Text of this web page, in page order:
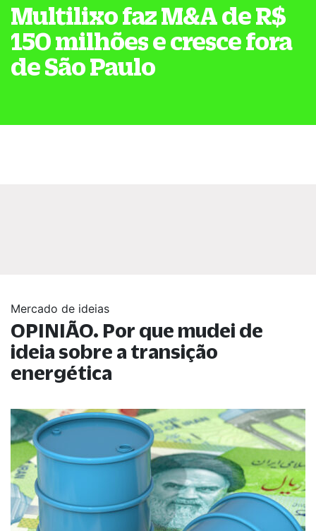
Multilixo faz M&A de R$
150 milhões e cresce fora
de São Paulo
Mercado de ideias
OPINIÃO. Por que mudei de
ideia sobre a transição
energética